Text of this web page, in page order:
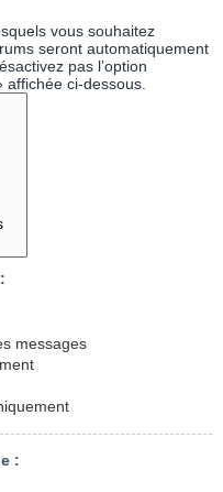
vous souhaitez
seront automatiquement
pas l’option
affichée ci-dessous.
messages
: